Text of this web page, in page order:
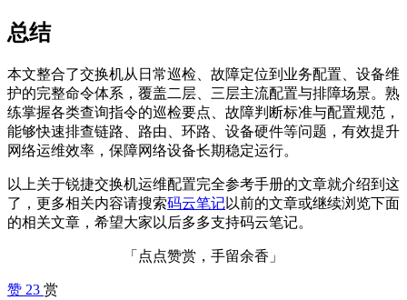
总结
本文整合了交换机从日常巡检、故障定位到业务配置、设备维
护的完整命令体系，覆盖二层、三层主流配置与排障场景。熟
练掌握各类查询指令的巡检要点、故障判断标准与配置规范，
能够快速排查链路、路由、环路、设备硬件等问题，有效提升
网络运维效率，保障网络设备长期稳定运行。
以上关于锐捷交换机运维配置完全参考手册的文章就介绍到这
了，更多相关内容请搜索码云笔记以前的文章或继续浏览下面
的相关文章，希望大家以后多多支持码云笔记。
「点点赞赏，手留余香」
赞 23 赏